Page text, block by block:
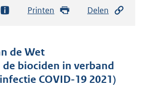
Printen Delen
de Wet
biociden in verband
COVID-19 2021)